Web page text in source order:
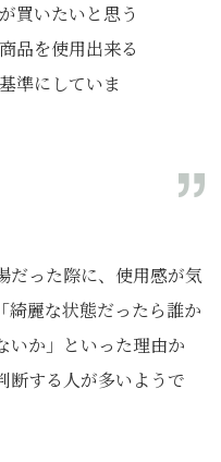
買いたいと思う
品を使用出来る
準にしていま
だった際に、使用感が気
綺麗な状態だったら誰か
いか」といった理由か
断する人が多いようで